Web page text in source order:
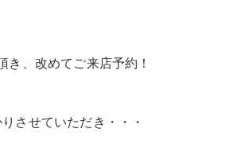
、改めてご来店予約！
させていただき・・・